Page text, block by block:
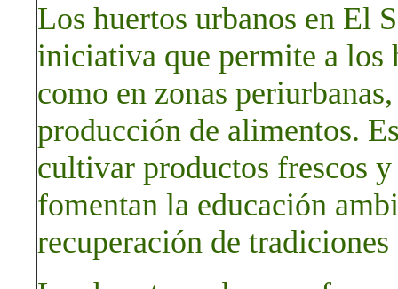
Los huertos urbanos en El
iniciativa que permite a los
como en zonas
producción de alimentos.
cultivar productos frescos
fomentan la educación
recuperación de